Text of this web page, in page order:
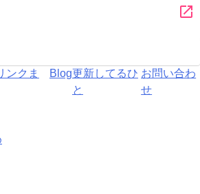
ンクま
Blog更新してるひ
と
お問い合わ
せ
open_in_new